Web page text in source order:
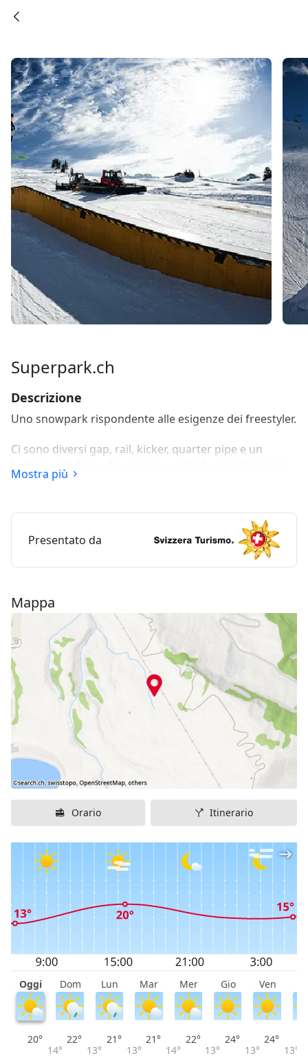
Superpark.ch
Descrizione
Uno snowpark rispondente alle esigenze dei freestyler.
Ci sono diversi gap, rail, kicker, quarter pipe e un
halfpipe istallati e di cui viene curata la manutenzione
durante tutta la stagione invernale sulla pista di
durante la stagione invernale.
Mostra più
Presentato da
Mappa
Orario Itinerario
Oggi Dom Lun Mar Mer Gio Ven
20°
14°
22°
13°
21°
13°
21°
14°
22°
13°
24°
13°
24°
13°